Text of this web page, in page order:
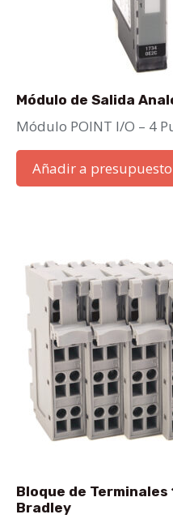
Módulo de Salida
Módulo POINT I/O – 4
Añadir a presupuesto
Bloque de Terminales
Bradley